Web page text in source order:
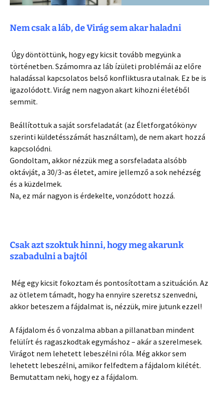
Nem csak a láb, de Virág sem akar haladni
Úgy döntöttünk, hogy egy kicsit tovább megyünk a
történetben. Számomra az láb ízületi problémái az előre
haladással kapcsolatos belső konfliktusra utalnak. Ez be is
igazolódott. Virág nem nagyon akart kihozni életéből
semmit.
Beállítottuk a saját sorsfeladatát (az Életforgatókönyv
szerinti küldetésszámát használtam), de nem akart hozzá
kapcsolódni.
Gondoltam, akkor nézzük meg a sorsfeladata alsóbb
oktávját, a 30/3-as életet, amire jellemző a sok nehézség
és a küzdelmek.
Na, ez már nagyon is érdekelte, vonzódott hozzá.
Csak azt szoktuk hinni, hogy meg akarunk
szabadulni a bajtól
Még egy kicsit fokoztam és pontosítottam a szituáción. Az
az ötletem támadt, hogy ha ennyire szeretsz szenvedni,
akkor beteszem a fájdalmat is, nézzük, mire jutunk ezzel!
A fájdalom és ő vonzalma abban a pillanatban mindent
felülírt és ragaszkodtak egymáshoz – akár a szerelmesek.
Virágot nem lehetett lebeszélni róla. Még akkor sem
lehetett lebeszélni, amikor felfedtem a fájdalom kilétét.
Bemutattam neki, hogy ez a fájdalom.